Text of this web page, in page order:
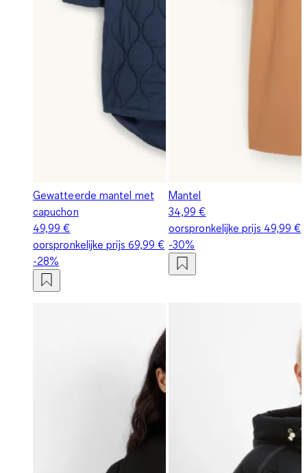
Gewatteerde mantel met
capuchon
49,99 €
oorspronkelijke prijs 69,99 €
-28%
Mantel
34,99 €
oorspronkelijke prijs 49,99 €
-30%